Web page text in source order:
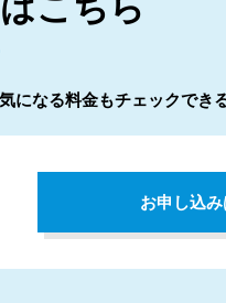
になる料金もチェックでき
お申し込